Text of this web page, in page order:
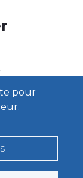
pour